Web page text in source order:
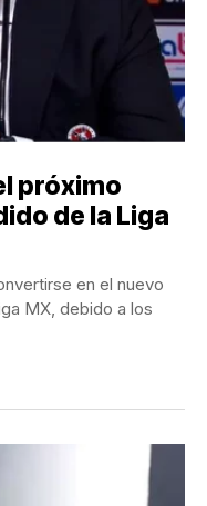
próximo
de la Liga
en el nuevo
MX, debido a los